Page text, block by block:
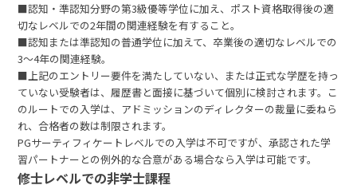
■認知・準認知分野の第3級優等学位に加え、ポスト資格取得後の適
切なレベルでの2年間の関連経験を有すること。
■認知または準認知の普通学位に加えて、卒業後の適切なレベルでの
3～4年の関連経験。
■上記のエントリー要件を満たしていない、または正式な学歴を持っ
ていない受験者は、履歴書と面接に基づいて個別に検討されます。こ
のルートでの入学は、アドミッションのディレクターの裁量に委ねら
れ、合格者の数は制限されます。
PGサーティフィケートレベルでの入学は不可ですが、承認された学
習パートナーとの例外的な合意がある場合なら入学は可能です。
修士レベルでの非学士課程